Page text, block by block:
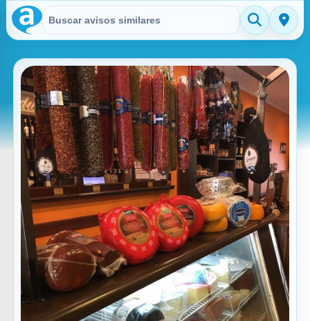
Buscar en Avisitos